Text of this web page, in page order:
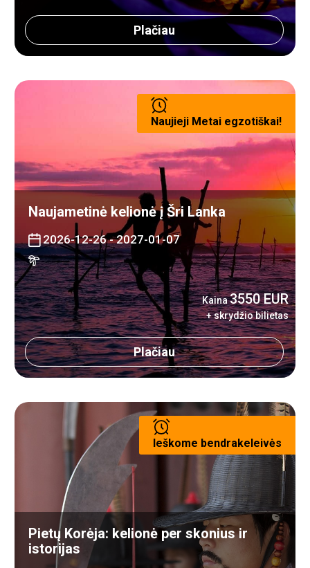
Plačiau
Naujieji Metai egzotiškai!
Naujametinė kelionė į Šri Lanka
2026-12-26 - 2027-01-07
Kaina3550 EUR
+ skrydžio bilietas
Plačiau
Ieškome bendrakeleivės
Pietų Korėja: kelionė per skonius ir
istorijas